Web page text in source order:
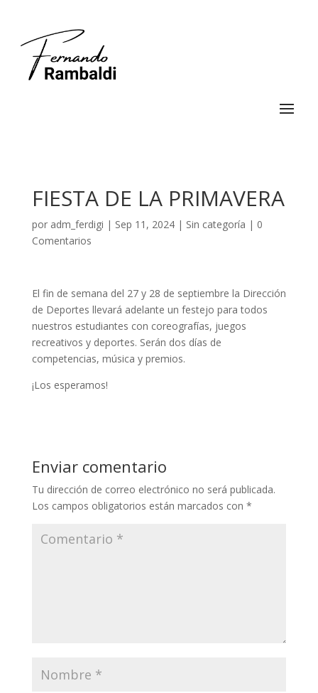
FIESTA DE LA PRIMAVERA
por adm_ferdigi | Sep 11, 2024| Sin categoría | 0
Comentarios
El fin de semana del 27 y 28 de septiembre la Dirección
de Deportes llevará adelante un festejo para todos
nuestros estudiantes con coreografías, juegos
recreativos y deportes. Serán dos días de
competencias, música y premios.
¡Los esperamos!
Enviar comentario
Tu dirección de correo electrónico no será publicada.
Los campos obligatorios están marcados con *